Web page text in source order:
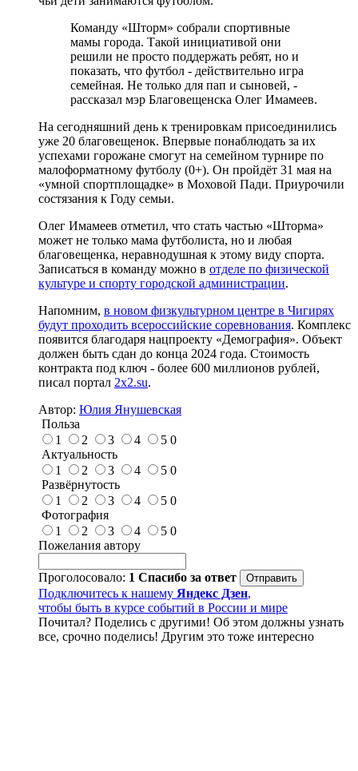
Команду «Шторм» собрали спортивные
мамы города. Такой инициативой они
решили не просто поддержать ребят, но и
показать, что футбол - действительно игра
семейная. Не только для пап и сыновей, -
рассказал мэр Благовещенска Олег Имамеев.
На сегодняшний день к тренировкам присоединились
уже 20 благовещенок. Впервые понаблюдать за их
успехами горожане смогут на семейном турнире по
малоформатному футболу (0+). Он пройдёт 31 мая на
«умной спортплощадке» в Моховой Пади. Приурочили
состязания к Году семьи.
Олег Имамеев отметил, что стать частью «Шторма»
может не только мама футболиста, но и любая
благовещенка, неравнодушная к этому виду спорта.
Записаться в команду можно в отделе по физической
культуре и спорту городской администрации.
Напомним, в новом физкультурном центре в Чигирях
будут проходить всероссийские соревнования. Комплекс
появится благодаря нацпроекту «Демография». Объект
должен быть сдан до конца 2024 года. Стоимость
контракта под ключ - более 600 миллионов рублей,
писал портал 2x2.su.
Автор: Юлия Янушевская
Польза
1
2 3 4 5 0
Актуальность
1
2 3 4 5 0
Развёрнутость
1
2 3 4 5 0
Фотография
1
2 3 4 5 0
Пожелания автору
Проголосовало: 1 Спасибо за ответ
Подключитесь к нашему Яндекс Дзен,
чтобы быть в курсе событий в России и мире
Почитал? Поделись с другими! Об этом должны узнать
все, срочно поделись! Другим это тоже интересно